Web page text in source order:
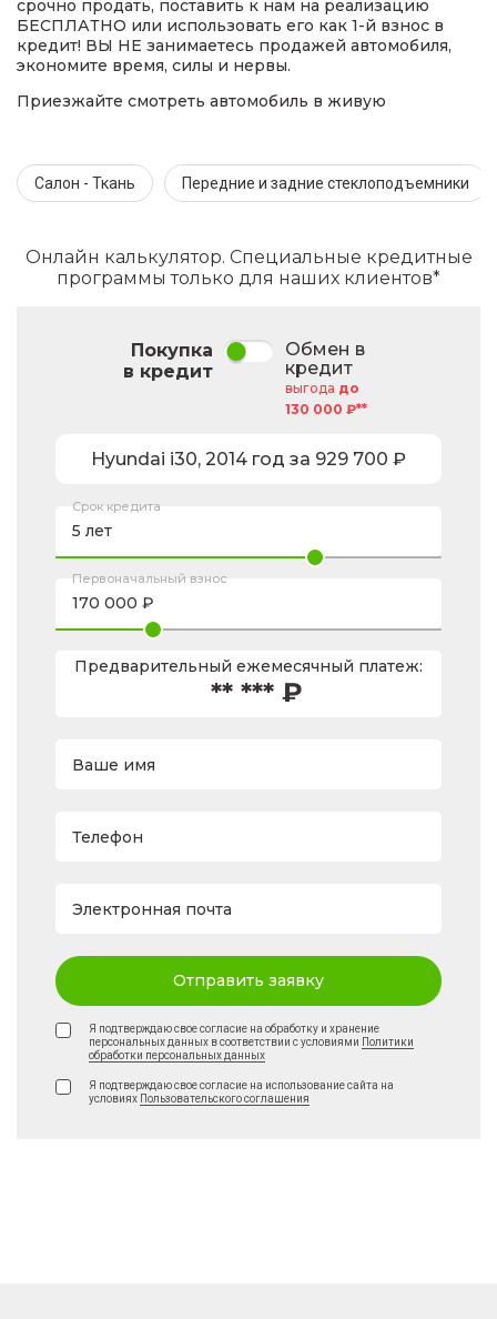
срочно продать, поставить к нам на реализацию
БЕСПЛАТНО или использовать его как 1-й взнос в
кредит! ВЫ НЕ занимаетесь продажей автомобиля,
экономите время, силы и нервы.
Приезжайте смотреть автомобиль в живую
Салон - Ткань Передние и задние стеклоподъемники
Онлайн калькулятор. Специальные кредитные
программы только для наших клиентов*
Покупка
в кредит
Обмен в
кредит
выгода до
130 000 ₽**
Hyundai i30, 2014 год за 929 700 ₽
Срок кредита
Первоначальный взнос
Предварительный ежемесячный платеж:
** *** ₽
Ваше имя
Телефон
Электронная почта
Отправить заявку
Я подтверждаю свое согласие на обработку и хранение
персональных данных в соответствии с условиями Политики
обработки персональных данных
Я подтверждаю свое согласие на использование сайта на
условиях Пользовательского соглашения